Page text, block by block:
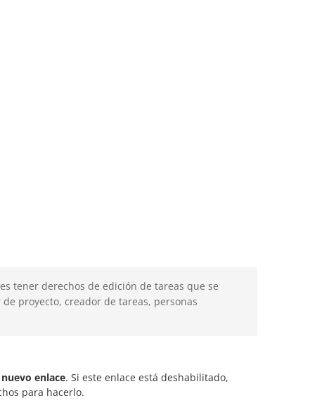
tener derechos de edición de tareas que se
proyecto, creador de tareas, personas
enlace. Si este enlace está deshabilitado,
para hacerlo.